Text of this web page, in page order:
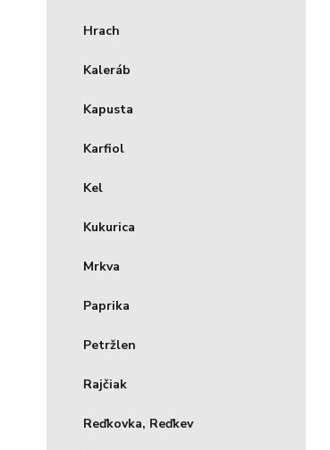
Hrach
Kaleráb
Kapusta
Karfiol
Kel
Kukurica
Mrkva
Paprika
Petržlen
Rajčiak
Reďkovka, Reďkev